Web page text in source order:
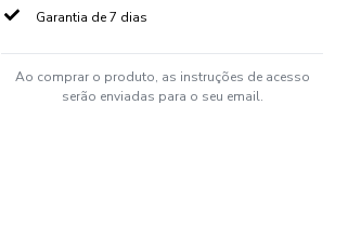
Garantia de 7 dias
Ao comprar o produto, as instruções de acesso
serão enviadas para o seu email.